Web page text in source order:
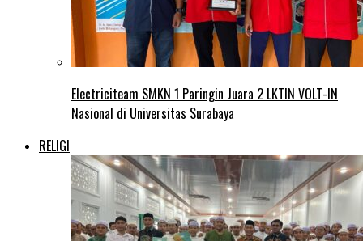
Electriciteam SMKN 1 Paringin Juara 2 LKTIN VOLT-IN
Nasional di Universitas Surabaya
RELIGI